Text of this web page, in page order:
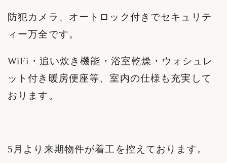
防犯カメラ、オートロック付きでセキュリテ
ィー万全です。
WiFi・追い炊き機能・浴室乾燥・ウォシュレ
ット付き暖房便座等、室内の仕様も充実して
おります。
5月より来期物件が着工を控えております。